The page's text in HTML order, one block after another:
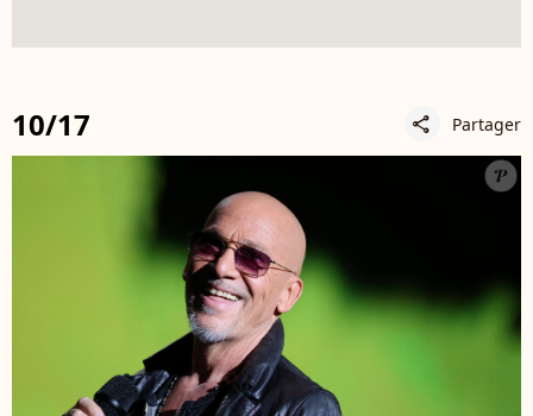
10/17 share Partager